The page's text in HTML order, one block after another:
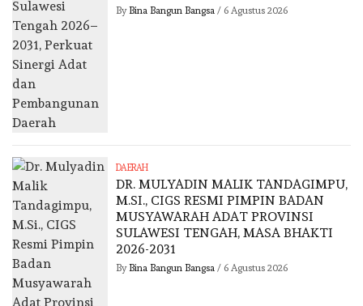
By Bina Bangun Bangsa / 6 Agustus 2026
DAERAH
DR. MULYADIN MALIK TANDAGIMPU,
M.SI., CIGS RESMI PIMPIN BADAN
MUSYAWARAH ADAT PROVINSI
SULAWESI TENGAH, MASA BHAKTI
2026-2031
By Bina Bangun Bangsa / 6 Agustus 2026